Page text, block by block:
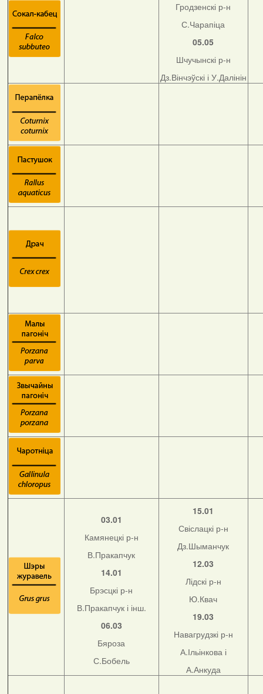
Гродзенскі р-н
С.Чарапіца
05.05
Шчучынскі р-н
Дз.Вінчэўскі і У.Далінін
03.01
Камянецкі р-н
В.Пракапчук
14.01
Брэсцкі р-н
В.Пракапчук і інш.
06.03
Бяроза
С.Бобель
15.01
Свіслацкі р-н
Дз.Шыманчук
12.03
Лідскі р-н
Ю.Квач
19.03
Навагрудзкі р-н
А.Ільінкова і
А.Анкуда